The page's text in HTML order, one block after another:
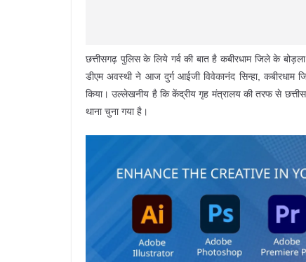
छत्तीसगढ़ पुलिस के लिये गर्व की बात है कबीरधाम जिले के
डीएम अवस्थी ने आज दुर्ग आईजी विवेकानंद सिन्हा,
किया। उल्लेखनीय है कि केंद्रीय गृह मंत्रालय की तरफ से
थाना चुना गया है।